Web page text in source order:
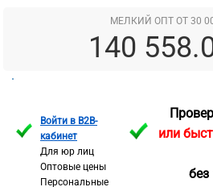
МЕЛКИЙ ОПТ ОТ 30
140
Войти в B2B-
кабинет
Для юр лиц
Оптовые цены
Персональные
или
без